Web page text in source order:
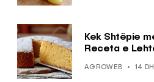
Kek Shtëpie
Receta e
AGROWEB 14